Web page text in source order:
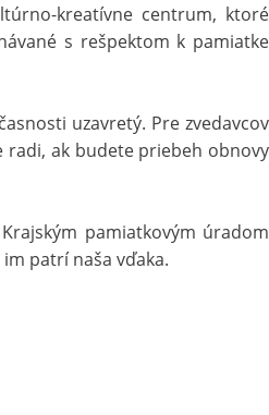
kreatívne centrum, ktoré
s rešpektom k pamiatke
uzavretý. Pre zvedavcov
radi, ak budete priebeh obnovy
pamiatkovým úradom
patrí naša vďaka.